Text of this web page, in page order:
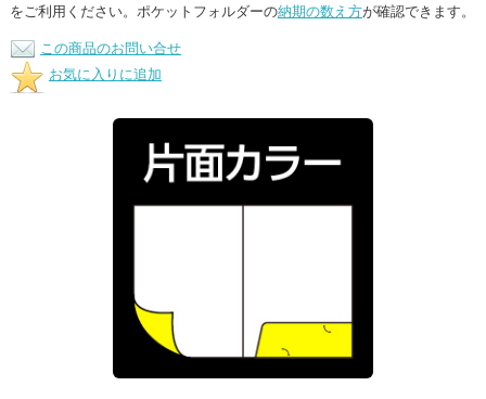
をご利用ください。ポケットフォルダーの納期の数え方が確認できます。
この商品のお問い合せ
お気に入りに追加